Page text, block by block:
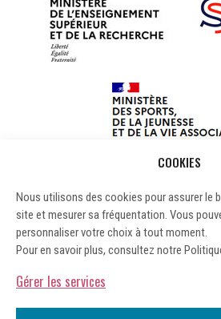
COOKIES
Nous utilisons des cookies pour assurer le
site et mesurer sa fréquentation. Vous
personnaliser votre choix à tout moment.
Pour en savoir plus, consultez notre
Gérer les services